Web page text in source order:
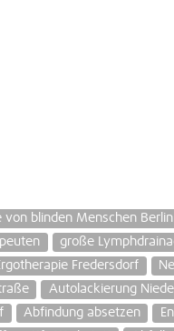
von blinden Menschen Berlin
große
Fredersdorf
Autolackierung
Abfindung absetzen